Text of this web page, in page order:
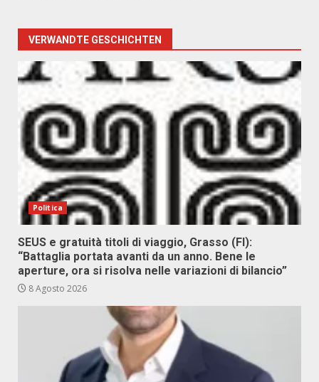
VERWANDTE GESCHICHTEN
Politica
SEUS e gratuità titoli di viaggio, Grasso (FI):
“Battaglia portata avanti da un anno. Bene le
aperture, ora si risolva nelle variazioni di bilancio”
8 Agosto 2026